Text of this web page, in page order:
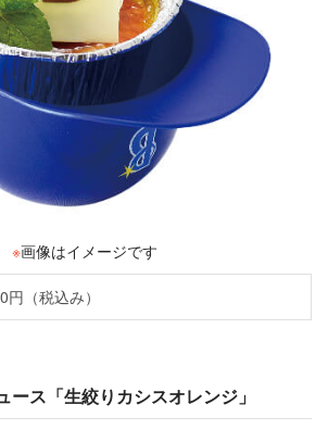
※画像はイメージです
円（税込み）
ース「生絞りカシスオレンジ」